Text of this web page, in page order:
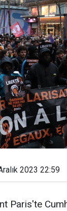
2023 22:59
Paris'te